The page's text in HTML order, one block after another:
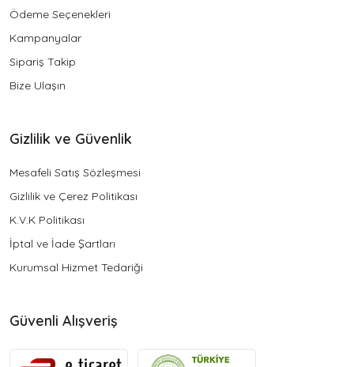
Ödeme Seçenekleri
Kampanyalar
Sipariş Takip
Bize Ulaşın
Gizlilik ve Güvenlik
Mesafeli Satış Sözleşmesi
Gizlilik ve Çerez Politikası
K.V.K Politikası
İptal ve İade Şartları
Kurumsal Hizmet Tedariği
Güvenli Alışveriş